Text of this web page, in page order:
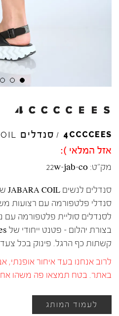
4CCCCEES
/ סנדלים
אזל המלאי ):
מק"ט: 22w-jab-co
סנדלים לנשים JABARA COIL של 4CCCCEES.
סנדלי פלטפורמה עם רצועות
לסנדלים סוליית פלטפורמה עם
קשתות כף הרגל. פינוק בכל צעד.
לרוב אנחנו בעד איחור
באתר. בטח תמצאו פה משהו
לעמוד המותג